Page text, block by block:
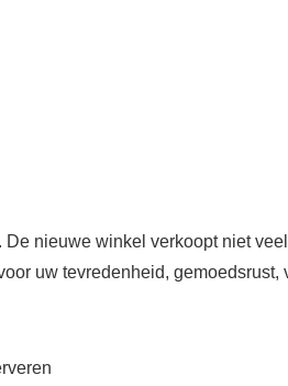
nieuwe winkel verkoopt niet
uw tevredenheid, gemoedsrust,